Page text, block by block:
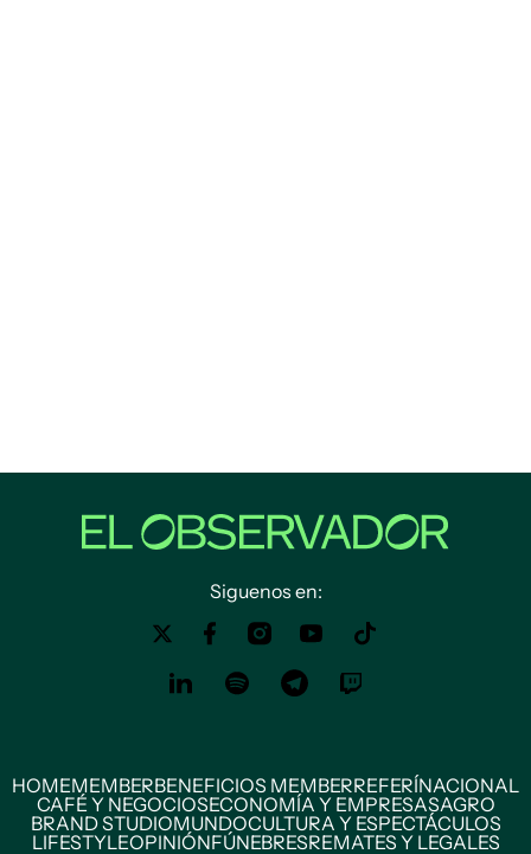
Siguenos en:
HOMEMEMBERBENEFICIOS MEMBERREFERÍNACIONAL
CAFÉ Y NEGOCIOSECONOMÍA Y EMPRESASAGRO
BRAND STUDIOMUNDOCULTURA Y ESPECTÁCULOS
LIFESTYLEOPINIÓNFÚNEBRESREMATES Y LEGALES